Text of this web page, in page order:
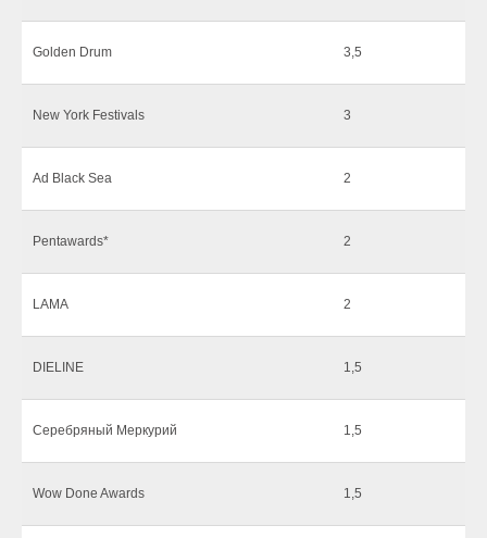
Golden Drum 3,5
New York Festivals 3
Ad Black Sea 2
Pentawards* 2
LAMA 2
DIELINE 1,5
Серебряный Меркурий 1,5
Wow Done Awards 1,5